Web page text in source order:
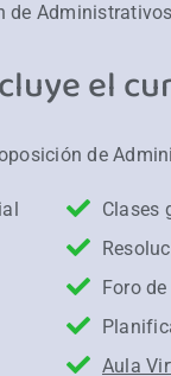
de
el
de
Clases
Foro
Aula